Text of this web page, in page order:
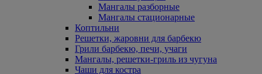
Мангалы разборные
Мангалы стационарные
Коптильни
Решетки, жаровни для барбекю
Грили барбекю, печи, учаги
Мангалы, решетки-гриль из чугуна
Чаши для костра